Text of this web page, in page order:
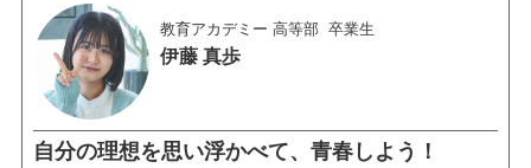
教育アカデミー 高等部 卒業生
伊藤 真歩
自分の理想を思い浮かべて、青春しよう！